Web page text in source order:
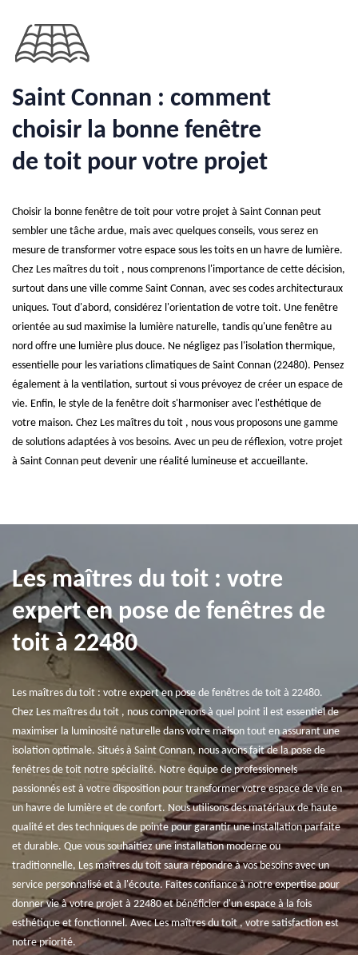
Saint Connan : comment
choisir la bonne fenêtre
de toit pour votre projet
Choisir la bonne fenêtre de toit pour votre projet à Saint Connan peut
sembler une tâche ardue, mais avec quelques conseils, vous serez en
mesure de transformer votre espace sous les toits en un havre de lumière.
Chez Les maîtres du toit , nous comprenons l'importance de cette décision,
surtout dans une ville comme Saint Connan, avec ses codes architecturaux
uniques. Tout d'abord, considérez l'orientation de votre toit. Une fenêtre
orientée au sud maximise la lumière naturelle, tandis qu'une fenêtre au
nord offre une lumière plus douce. Ne négligez pas l'isolation thermique,
essentielle pour les variations climatiques de Saint Connan (22480). Pensez
également à la ventilation, surtout si vous prévoyez de créer un espace de
vie. Enfin, le style de la fenêtre doit s'harmoniser avec l'esthétique de
votre maison. Chez Les maîtres du toit , nous vous proposons une gamme
de solutions adaptées à vos besoins. Avec un peu de réflexion, votre projet
à Saint Connan peut devenir une réalité lumineuse et accueillante.
Les maîtres du toit : votre
expert en pose de fenêtres de
toit à 22480
Les maîtres du toit : votre expert en pose de fenêtres de toit à 22480.
Chez Les maîtres du toit , nous comprenons à quel point il est essentiel de
maximiser la luminosité naturelle dans votre maison tout en assurant une
isolation optimale. Situés à Saint Connan, nous avons fait de la pose de
fenêtres de toit notre spécialité. Notre équipe de professionnels
passionnés est à votre disposition pour transformer votre espace de vie en
un havre de lumière et de confort. Nous utilisons des matériaux de haute
qualité et des techniques de pointe pour garantir une installation parfaite
et durable. Que vous souhaitiez une installation moderne ou
traditionnelle, Les maîtres du toit saura répondre à vos besoins avec un
service personnalisé et à l'écoute. Faites confiance à notre expertise pour
donner vie à votre projet à 22480 et bénéficier d'un espace à la fois
esthétique et fonctionnel. Avec Les maîtres du toit , votre satisfaction est
notre priorité.